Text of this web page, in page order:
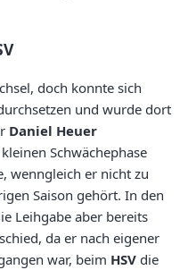
doch konnte sich
und wurde dort
Daniel Heuer
Schwächephase
wenngleich er nicht zu
Saison gehört. In den
Leihgabe aber bereits
da er nach eigener
war, beim HSV die